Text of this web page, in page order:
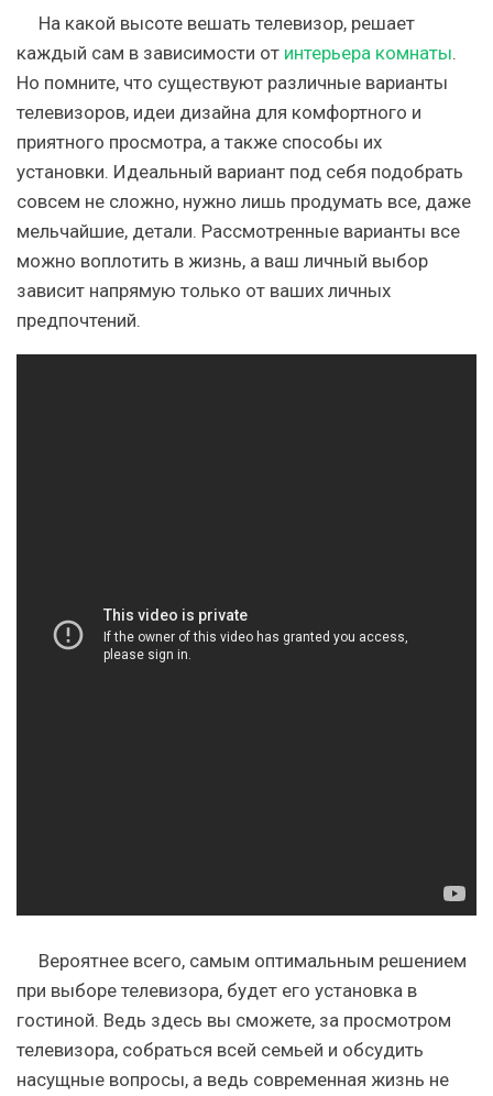
На какой высоте вешать телевизор, решает
каждый сам в зависимости от интерьера комнаты.
Но помните, что существуют различные варианты
телевизоров, идеи дизайна для комфортного и
приятного просмотра, а также способы их
установки. Идеальный вариант под себя подобрать
совсем не сложно, нужно лишь продумать все, даже
мельчайшие, детали. Рассмотренные варианты все
можно воплотить в жизнь, а ваш личный выбор
зависит напрямую только от ваших личных
предпочтений.
Вероятнее всего, самым оптимальным решением
при выборе телевизора, будет его установка в
гостиной. Ведь здесь вы сможете, за просмотром
телевизора, собраться всей семьей и обсудить
насущные вопросы, а ведь современная жизнь не